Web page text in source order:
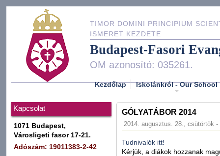
TIMOR DOMINI PRINCIPIUM
ISMERET KEZDETE
Budapest-Fasori
OM azonosító: 035261.
Kezdőlap Iskolánkról - Our School
Kapcsolat
1071 Budapest,
Városligeti fasor 17-21.
Adószám: 19011383-2-42
GÓLYATÁBOR 2014
2014. augusztus. 28., csütörtök -
Tudnivalók itt!
Kérjük, a diákok hozzanak